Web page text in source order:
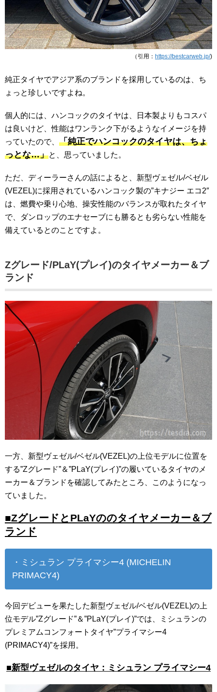
（引用： https://bestcarweb.jp/)
純正タイヤでアジア系のブランドを採用しているのは、ち
ょっと珍しいですよね。
個人的には、ハンコックのタイヤは、日本製よりもコスパ
は良いけど、性能はワンランク下がるようなイメージを持
っていたので、 「純正でハンコックのタイヤは、ちょ
っとな…」と、思っていました。
ただ、ディーラーさんの話によると、新型ヴェゼル/ベゼル
(VEZEL)に採用されているハンコック製の”キナジー エコ2″
は、燃費や乗り心地、操安性能のバランスが取れたタイヤ
で、ダンロップのエナセーブにも勝るとも劣らない性能を
備えているとのことですよ。
Zグレード/PLaY(プレイ)のタイヤメーカー＆ブ
ランド
一方、新型ヴェゼル/ベゼル(VEZEL)の上位モデルに位置を
する”Zグレード”＆”PLaY(プレイ)”の履いているタイヤのメ
ーカー＆ブランドを確認してみたところ、このようになっ
ていました。
■ZグレードとPLaYののタイヤメーカー＆ブ
ランド
・ミシュラン プライマシー4 (MICHELIN
PRIMACY4)
今回デビューを果たした新型ヴェゼル/ベゼル(VEZEL)の上
位モデル”Zグレード”＆”PLaY(プレイ)”では、ミシュランの
プレミアムコンフォートタイヤ”プライマシー4
(PRIMACY4)”を採用。
■新型ヴェゼルのタイヤ：ミシュラン プライマシー4